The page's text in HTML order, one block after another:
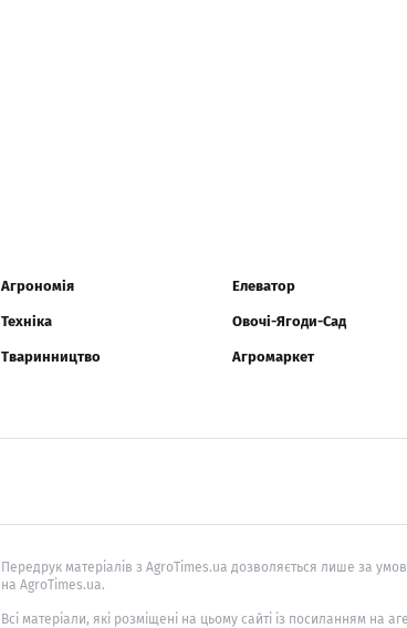
Агрономія
Техніка
Тваринництво
Елеватор
Овочі-Ягоди-Сад
Агромаркет
Передрук матеріалів з AgroTimes.ua дозволяється лише за
на AgroTimes.ua.
Всі матеріали, які розміщені на цьому сайті із посиланням на